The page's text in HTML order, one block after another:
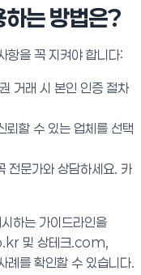
하는 방법은?
항을 꼭 지켜야 합니다:
거래 시 본인 인증 절차
뢰할 수 있는 업체를 선택
전문가와 상담하세요. 카
하는 가이드라인을
및 상테크.com,
를 확인할 수 있습니다.